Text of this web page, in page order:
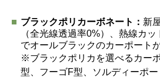
ブラックポリカーボネート： 新
（全光線透過率0%）、熱線カ
でオールブラックのカーポート
※ブラックポリカを選べるカー
型、フーゴF型、ソルディーポー